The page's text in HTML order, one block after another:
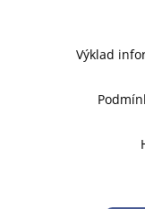
Výklad